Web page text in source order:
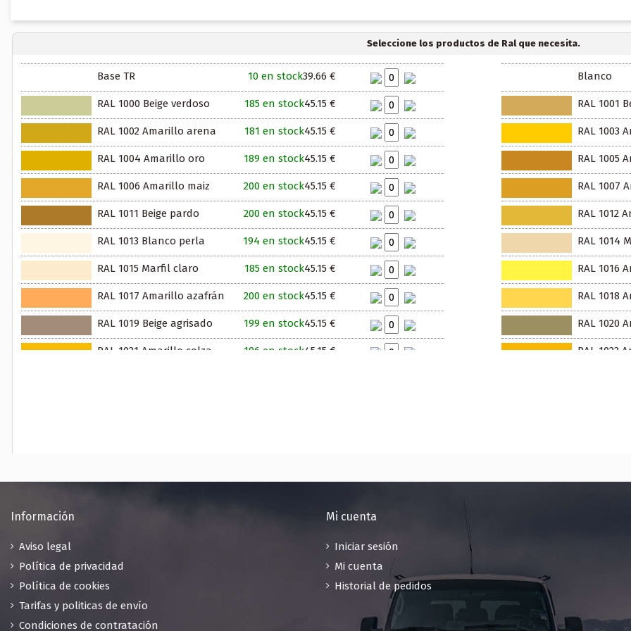
Seleccione los productos de Ral que necesita.
Base TR 39.66 €
10 en stock Blanco
RAL 1000 Beige verdoso 45.15 €
185 en stock RAL 1001
RAL 1002 Amarillo arena 45.15 €
181 en stock RAL 1003
RAL 1004 Amarillo oro 45.15 €
189 en stock RAL 1005
RAL 1006 Amarillo maiz 45.15 €
200 en stock RAL 1007
RAL 1011 Beige pardo 45.15 €
200 en stock RAL 1012
RAL 1013 Blanco perla 45.15 €
194 en stock RAL 1014
RAL 1015 Marfil claro 45.15 €
185 en stock RAL 1016
RAL 1017 Amarillo azafrán 45.15 €
200 en stock RAL 1018
RAL 1019 Beige agrisado 45.15 €
199 en stock RAL 1020
RAL 1021 Amarillo colza 45.15 €
196 en stock RAL 1023
45.15 € RAL 2004
45.15 €
RAL 2009
RAL 2010 Naranja señales 45.15 €
RAL 2012 Naranja salmón RAL 3000
Información
Aviso legal
Política de privacidad
Política de cookies
Tarifas y politicas de envío
Condiciones de contratación
Mi cuenta
Iniciar sesión
Mi cuenta
Historial de pedidos